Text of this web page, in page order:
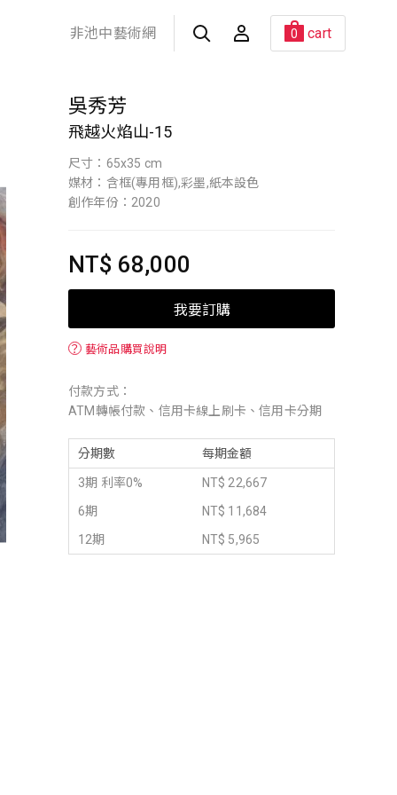
非池中藝術網 0 cart
吳秀芳
飛越火焰山-15
尺寸：65x35 cm
媒材：含框(專用框),彩墨,紙本設色
創作年份：2020
NT$ 68,000
我要訂購
？ 藝術品購買說明
付款方式：
ATM轉帳付款、信用卡線上刷卡、信用卡分期
分期數 每期金額
3期 利率0%
NT$ 22,667
6期
NT$ 11,684
12期
NT$ 5,965